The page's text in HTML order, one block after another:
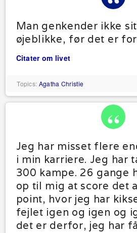
Man genkender ikke
øjeblikke, før det er
Citater om livet
Topics: Agatha Christie
Jeg har misset flere
i min karriere. Jeg har
300 kampe. 26 gange
op til mig at score det
point, hvor jeg har
fejlet igen og igen og
det er derfor, jeg har